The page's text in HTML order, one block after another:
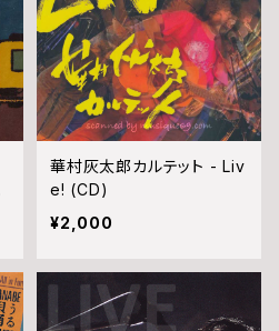
華村灰太郎カルテット - Liv
e! (CD)
¥2,000